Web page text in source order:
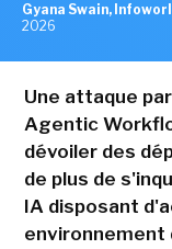
Gyana Swain,
2026
Une attaque
Agentic
dévoiler des
de plus de
IA disposant
environnement